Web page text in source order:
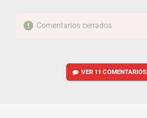
Comentarios cerrados
VER 11 COMENTARIOS